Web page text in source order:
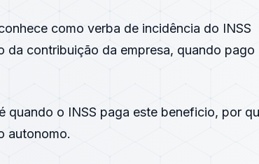
como verba de incidência do INSS
da contribuição da empresa, quando pago
quando o INSS paga este beneficio, por
autonomo.